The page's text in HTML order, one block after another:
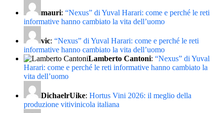
mauri: “Nexus” di Yuval Harari: come e perché le reti
informative hanno cambiato la vita dell’uomo
vic: “Nexus” di Yuval Harari: come e perché le reti
informative hanno cambiato la vita dell’uomo
Lamberto Cantoni: “Nexus” di Yuval
Harari: come e perché le reti informative hanno cambiato la
vita dell’uomo
DichaelrUike: Hortus Vini 2026: il meglio della
produzione vitivinicola italiana